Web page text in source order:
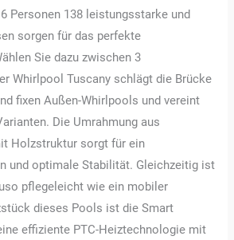
Personen 138 leistungsstarke und
sorgen für das perfekte
Sie dazu zwischen 3
Whirlpool Tuscany schlägt die Brücke
fixen Außen-Whirlpools und vereint
Die Umrahmung aus
Holzstruktur sorgt für ein
und optimale Stabilität. Gleichzeitig ist
pflegeleicht wie ein mobiler
dieses Pools ist die Smart
effiziente PTC-Heiztechnologie mit